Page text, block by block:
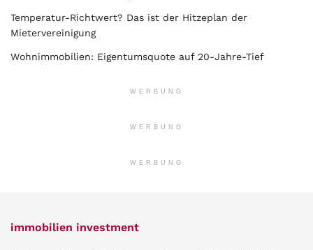
Temperatur-Richtwert? Das ist der Hitzeplan der
Mietervereinigung
Wohnimmobilien: Eigentumsquote auf 20-Jahre-Tief
WERBUNG
WERBUNG
WERBUNG
immobilien investment